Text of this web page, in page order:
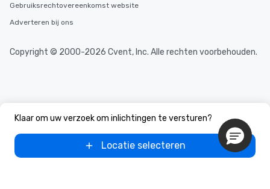
Klaar om uw verzoek om inlichtingen te versturen?
Locatie selecteren
Gebruiksrechtovereenkomst website
Adverteren bij ons
Copyright © 2000-2026 Cvent, Inc. Alle rechten voorbehouden.